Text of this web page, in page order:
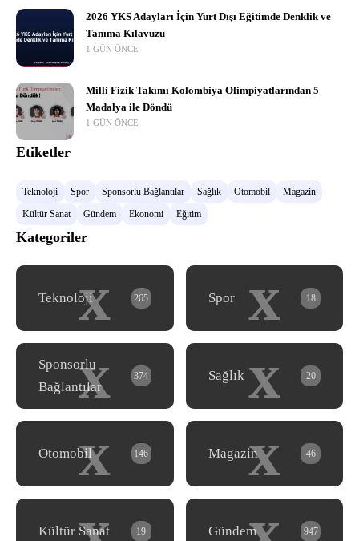
2026 YKS Adayları İçin Yurt Dışı Eğitimde Denklik ve
Tanıma Kılavuzu
1 GÜN ÖNCE
Milli Fizik Takımı Kolombiya Olimpiyatlarından 5
Madalya ile Döndü
1 GÜN ÖNCE
Etiketler
Teknoloji Spor Sponsorlu Bağlantılar Sağlık Otomobil
Magazin
Kültür Sanat
Gündem Ekonomi Eğitim
Kategoriler
x
Teknoloji 265 x
Spor 18
x
Sponsorlu
Bağlantılar
374 x
Sağlık 20
x
Otomobil 146 x
Magazin 46
Kültür Sanat 19 Gündem 947